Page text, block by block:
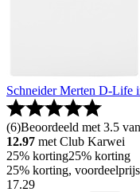
Schneider Merten D-Life
(6)Beoordeeld met 3.5
12.97 met Club Karwei
25% korting25% korting
25% korting,
17.29